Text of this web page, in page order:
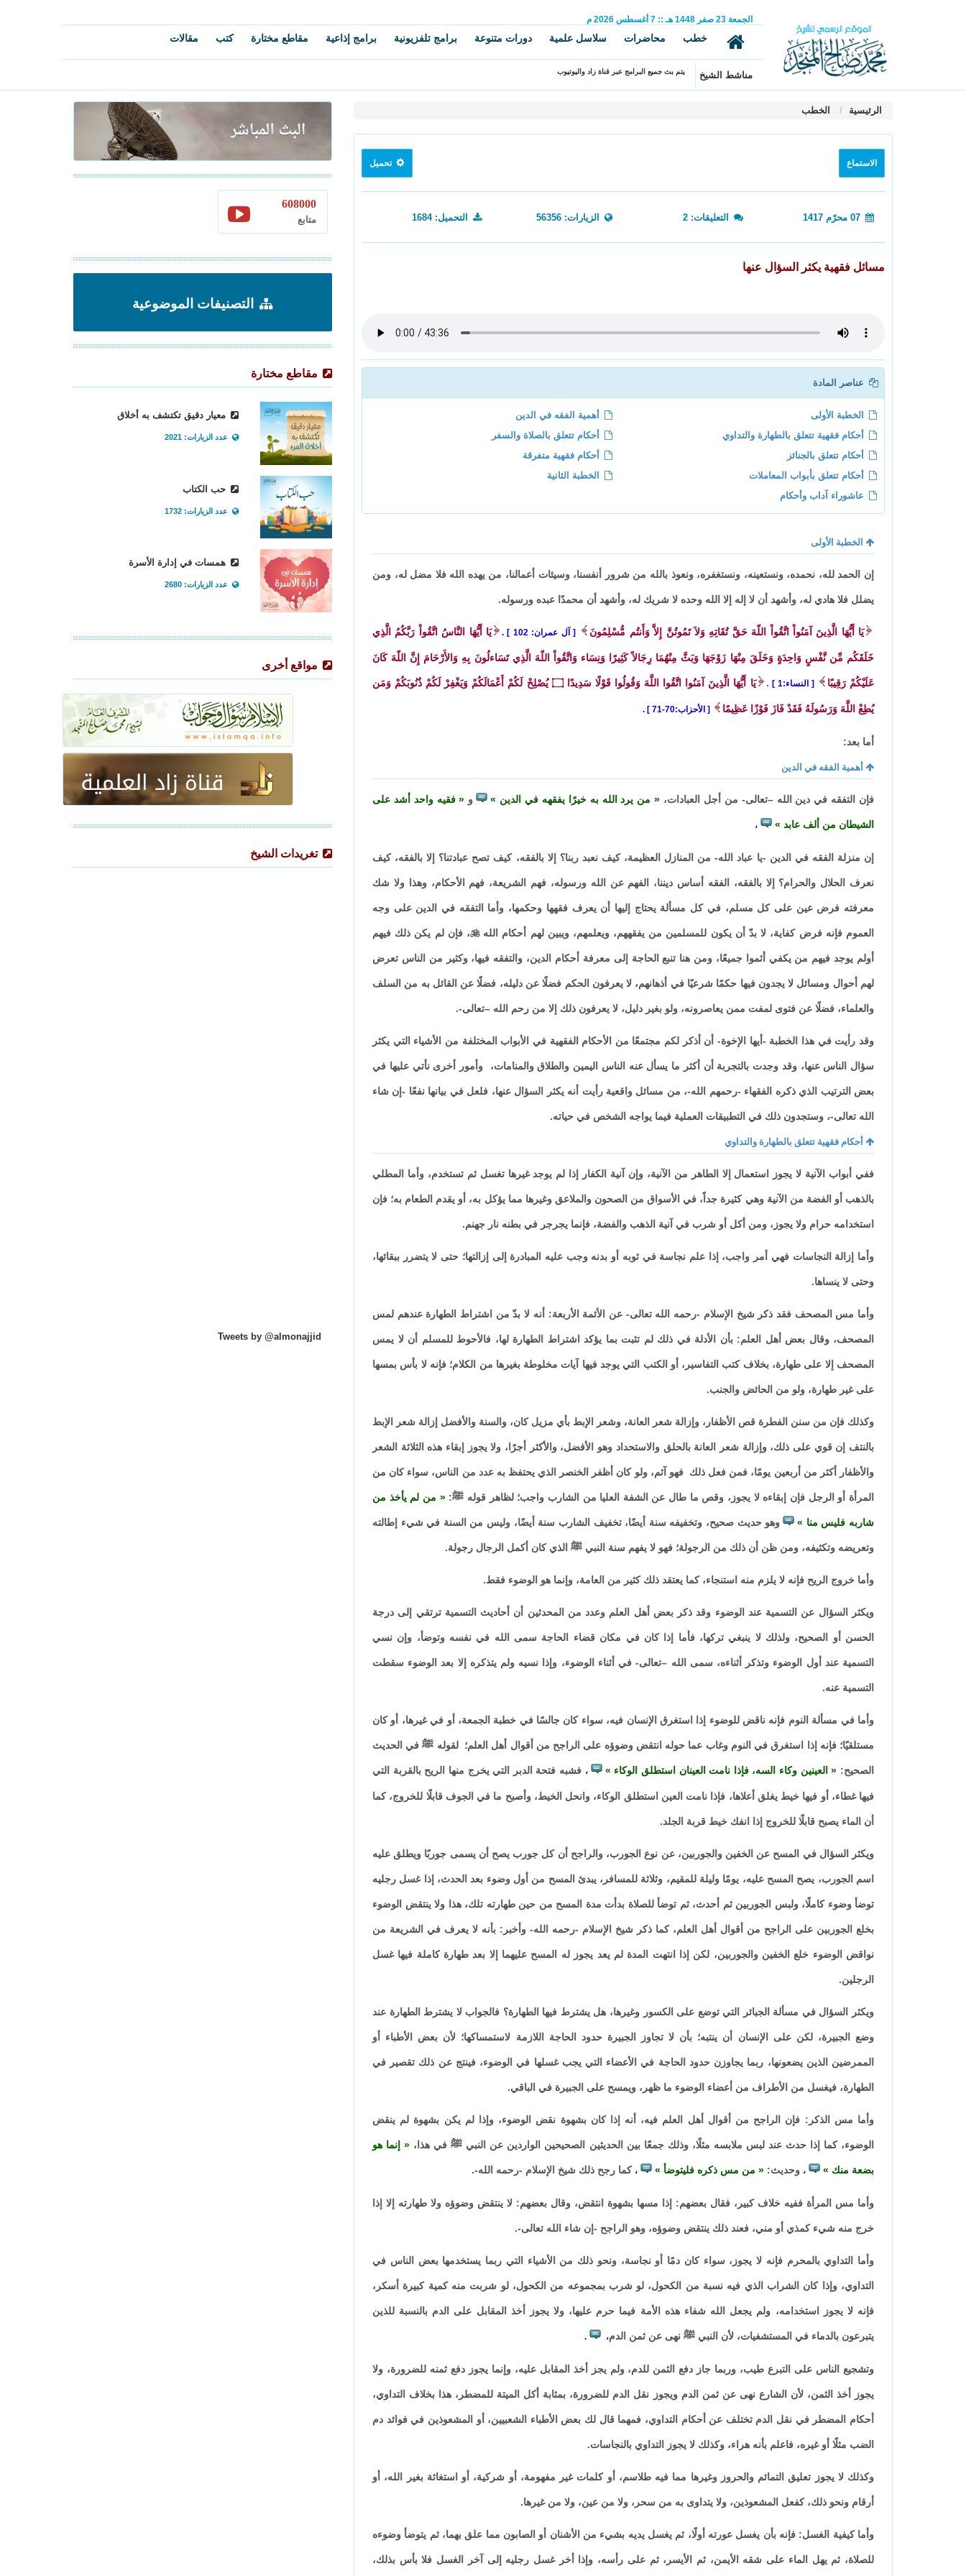
الجمعة 23 صفر 1448 هـ ::
7 أغسطس 2026 م
خطب محاضرات سلاسل علمية دورات متنوعة برامج تلفزيونية برامج إذاعية مقاطع مختارة كتب مقالات
مناشط الشيخ يتم بث جميع البرامج عبر قناة زاد واليوتيوب
الرئيسية الخطب
الاستماع تحميل
التعليقات: 2 الزيارات: 56356 التحميل: 1684
مسائل فقهية يكثر السؤال عنها
عناصر المادة
الخطبة الأولى
أهمية الفقه في الدين
أحكام فقهية تتعلق بالطهارة والتداوي
أحكام تتعلق بالصلاة والسفر
أحكام تتعلق بالجنائز
أحكام فقهية متفرقة
أحكام تتعلق بأبواب المعاملات
الخطبة الثانية
عاشوراء آداب وأحكام
الخطبة الأولى
إن الحمد لله، نحمده، ونستعينه، ونستغفره، ونعوذ بالله من شرور أنفسنا، وسيئات أعمالنا، من يهده الله فلا مضل له، ومن
يضلل فلا هادي له، وأشهد أن لا إله إلا الله وحده لا شريك له، وأشهد أن محمدًا عبده ورسوله.
يَا أَيُّهَا الَّذِينَ آمَنُواْ اتَّقُواْ اللّهَ حَقَّ تُقَاتِهِ وَلاَ تَمُوتُنَّ إِلاَّ وَأَنتُم مُّسْلِمُونَ آل عمران: 102 . يَا أَيُّهَا النَّاسُ اتَّقُواْ رَبَّكُمُ الَّذِي
خَلَقَكُم مِّن نَّفْسٍ وَاحِدَةٍ وَخَلَقَ مِنْهَا زَوْجَهَا وَبَثَّ مِنْهُمَا رِجَالاً كَثِيرًا وَنِسَاء وَاتَّقُواْ اللّهَ الَّذِي تَسَاءلُونَ بِهِ وَالأَرْحَامَ إِنَّ اللّهَ كَانَ
عَلَيْكُمْ رَقِيبًا النساء:1 . يَا أَيُّهَا الَّذِينَ آمَنُوا اتَّقُوا اللَّهَ وَقُولُوا قَوْلًا سَدِيدًا ۝ يُصْلِحْ لَكُمْ أَعْمَالَكُمْ وَيَغْفِرْ لَكُمْ ذُنُوبَكُمْ وَمَن
يُطِعْ اللَّهَ وَرَسُولَهُ فَقَدْ فَازَ فَوْزًا عَظِيمًا الأحزاب:70-71 .
أما بعد:
أهمية الفقه في الدين
فإن التفقه في دين الله –تعالى- من أجل العبادات، من يرد الله به خيرًا يفقهه في الدين و فقيه واحد أشد على
الشيطان من ألف عابد ،
إن منزلة الفقه في الدين -يا عباد الله- من المنازل العظيمة، كيف نعبد ربنا؟ إلا بالفقه، كيف تصح عبادتنا؟ إلا بالفقه، كيف
نعرف الحلال والحرام؟ إلا بالفقه، الفقه أساس ديننا، الفهم عن الله ورسوله، فهم الشريعة، فهم الأحكام، وهذا ولا شك
معرفته فرض عين على كل مسلم، في كل مسألة يحتاج إليها أن يعرف فقهها وحكمها، وأما التفقه في الدين على وجه
العموم فإنه فرض كفاية، لا بدّ أن يكون للمسلمين من يفقههم، ويعلمهم، ويبين لهم أحكام الله، فإن لم يكن ذلك فيهم
أولم يوجد فيهم من يكفي أثموا جميعًا، ومن هنا تنبع الحاجة إلى معرفة أحكام الدين، والتفقه فيها، وكثير من الناس تعرض
لهم أحوال ومسائل لا يجدون فيها حكمًا شرعيًا في أذهانهم، لا يعرفون الحكم فضلًا عن دليله، فضلًا عن القائل به من السلف
والعلماء، فضلًا عن فتوى لمفت ممن يعاصرونه، ولو بغير دليل، لا يعرفون ذلك إلا من رحم الله –تعالى-.
وقد رأيت في هذا الخطبة -أيها الإخوة- أن أذكر لكم مجتمعًا من الأحكام الفقهية في الأبواب المختلفة من الأشياء التي يكثر
سؤال الناس عنها، وقد وجدت بالتجربة أن أكثر ما يسأل عنه الناس اليمين والطلاق والمنامات، وأمور أخرى نأتي عليها في
بعض الترتيب الذي ذكره الفقهاء -رحمهم الله-، من مسائل واقعية رأيت أنه يكثر السؤال عنها، فلعل في بيانها نفعًا -إن شاء
الله تعالى-، وستجدون ذلك في التطبيقات العملية فيما يواجه الشخص في حياته.
أحكام فقهية تتعلق بالطهارة والتداوي
ففي أبواب الآنية لا يجوز استعمال إلا الطاهر من الآنية، وإن آنية الكفار إذا لم يوجد غيرها تغسل ثم تستخدم، وأما المطلي
بالذهب أو الفضة من الآنية وهي كثيرة جداً، في الأسواق من الصحون والملاعق وغيرها مما يؤكل به، أو يقدم الطعام به؛ فإن
استخدامه حرام ولا يجوز، ومن أكل أو شرب في آنية الذهب والفضة، فإنما يجرجر في بطنه نار جهنم.
وأما إزالة النجاسات فهي أمر واجب، إذا علم نجاسة في ثوبه أو بدنه وجب عليه المبادرة إلى إزالتها؛ حتى لا يتضرر ببقائها،
وحتى لا ينساها.
وأما مس المصحف فقد ذكر شيخ الإسلام -رحمه الله تعالى- عن الأئمة الأربعة: أنه لا بدّ من اشتراط الطهارة عندهم لمس
المصحف، وقال بعض أهل العلم: بأن الأدلة في ذلك لم تثبت بما يؤكد اشتراط الطهارة لها، فالأحوط للمسلم أن لا يمس
المصحف إلا على طهارة، بخلاف كتب التفاسير، أو الكتب التي يوجد فيها آيات مخلوطة بغيرها من الكلام؛ فإنه لا بأس بمسها
على غير طهارة، ولو من الحائض والجنب.
وكذلك فإن من سنن الفطرة قص الأظفار، وإزالة شعر العانة، وشعر الإبط بأي مزيل كان، والسنة والأفضل إزالة شعر الإبط
بالنتف إن قوي على ذلك، وإزالة شعر العانة بالحلق والاستحداد وهو الأفضل، والأكثر أجرًا، ولا يجوز إبقاء هذه الثلاثة الشعر
والأظفار أكثر من أربعين يومًا، فمن فعل ذلك فهو آثم، ولو كان أظفر الخنصر الذي يحتفظ به عدد من الناس، سواء كان من
المرأة أو الرجل فإن إبقاءه لا يجوز، وقص ما طال عن الشفة العليا من الشارب واجب؛ لظاهر قوله ﷺ: من لم يأخذ من
شاربه فليس منا وهو حديث صحيح، وتخفيفه سنة أيضًا، تخفيف الشارب سنة أيضًا، وليس من السنة في شيء إطالته
وتعريضه وتكثيفه، ومن ظن أن ذلك من الرجولة؛ فهو لا يفهم سنة النبي ﷺ الذي كان أكمل الرجال رجولة.
وأما خروج الريح فإنه لا يلزم منه استنجاء، كما يعتقد ذلك كثير من العامة، وإنما هو الوضوء فقط.
ويكثر السؤال عن التسمية عند الوضوء وقد ذكر بعض أهل العلم وعدد من المحدثين أن أحاديث التسمية ترتقي إلى درجة
الحسن أو الصحيح، ولذلك لا ينبغي تركها، فأما إذا كان في مكان قضاء الحاجة سمى الله في نفسه وتوضأ، وإن نسي
التسمية عند أول الوضوء وتذكر أثناءه، سمى الله –تعالى- في أثناء الوضوء، وإذا نسيه ولم يتذكره إلا بعد الوضوء سقطت
التسمية عنه.
وأما في مسألة النوم فإنه ناقض للوضوء إذا استغرق الإنسان فيه، سواء كان جالسًا في خطبة الجمعة، أو في غيرها، أو كان
مستلقيًا؛ فإنه إذا استغرق في النوم وغاب عما حوله انتقض وضوؤه على الراجح من أقوال أهل العلم؛ لقوله ﷺ في الحديث
الصحيح: العينين وكاء السه، فإذا نامت العينان استطلق الوكاء ، فشبه فتحة الدبر التي يخرج منها الريح بالقربة التي
فيها غطاء، أو فيها خيط يغلق أعلاها، فإذا نامت العين استطلق الوكاء، وانحل الخيط، وأصبح ما في الجوف قابلًا للخروج، كما
أن الماء يصبح قابلًا للخروج إذا انفك خيط قربة الجلد.
ويكثر السؤال في المسح عن الخفين والجوربين، عن نوع الجورب، والراجح أن كل جورب يصح أن يسمى جوربًا ويطلق عليه
اسم الجورب، يصح المسح عليه، يومًا وليلة للمقيم، وثلاثة للمسافر، يبدئ المسح من أول وضوء بعد الحدث، إذا غسل رجليه
توضأ وضوء كاملًا، ولبس الجوربين ثم أحدث، ثم توضأ للصلاة بدأت مدة المسح من حين طهارته تلك، هذا ولا ينتقض الوضوء
بخلع الجوربين على الراجح من أقوال أهل العلم، كما ذكر شيخ الإسلام -رحمه الله- وأخبر: بأنه لا يعرف في الشريعة من
نواقض الوضوء خلع الخفين والجوربين، لكن إذا انتهت المدة لم يعد يجوز له المسح عليهما إلا بعد طهارة كاملة فيها غسل
الرجلين.
ويكثر السؤال في مسألة الجبائر التي توضع على الكسور وغيرها، هل يشترط فيها الطهارة؟ فالجواب لا يشترط الطهارة عند
وضع الجبيرة، لكن على الإنسان أن ينتبه؛ بأن لا تجاوز الجبيرة حدود الحاجة اللازمة لاستمساكها؛ لأن بعض الأطباء أو
الممرضين الذين يضعونها، ربما يجاوزن حدود الحاجة في الأعضاء التي يجب غسلها في الوضوء، فينتج عن ذلك تقصير في
الطهارة، فيغسل من الأطراف من أعضاء الوضوء ما ظهر، ويمسح على الجبيرة في الباقي.
وأما مس الذكر: فإن الراجح من أقوال أهل العلم فيه، أنه إذا كان بشهوة نقض الوضوء، وإذا لم يكن بشهوة لم ينقض
الوضوء، كما إذا حدث عند لبس ملابسه مثلًا، وذلك جمعًا بين الحديثين الصحيحين الواردين عن النبي ﷺ في هذا، إنما هو
بضعة منك ، وحديث: من مس ذكره فليتوضأ ، كما رجح ذلك شيخ الإسلام -رحمه الله-.
وأما مس المرأة ففيه خلاف كبير، فقال بعضهم: إذا مسها بشهوة انتقض، وقال بعضهم: لا ينتقض وضوؤه ولا طهارته إلا إذا
خرج منه شيء كمذي أو مني، فعند ذلك ينتقض وضوؤه، وهو الراجح -إن شاء الله تعالى-.
وأما التداوي بالمحرم فإنه لا يجوز، سواء كان دمًا أو نجاسة، ونحو ذلك من الأشياء التي ربما يستخدمها بعض الناس في
التداوي، وإذا كان الشراب الذي فيه نسبة من الكحول، لو شرب بمجموعه من الكحول، لو شربت منه كمية كبيرة أسكر،
فإنه لا يجوز استخدامه، ولم يجعل الله شفاء هذه الأمة فيما حرم عليها، ولا يجوز أخذ المقابل على الدم بالنسبة للذين
يتبرعون بالدماء في المستشفيات، لأن النبي ﷺ نهى عن ثمن الدم، .
وتشجيع الناس على التبرع طيب، وربما جاز دفع الثمن للدم، ولم يجز أخذ المقابل عليه، وإنما يجوز دفع ثمنه للضرورة، ولا
يجوز أخذ الثمن، لأن الشارع نهى عن ثمن الدم ويجوز نقل الدم للضرورة، بمثابة أكل الميتة للمضطر، هذا بخلاف التداوي،
أحكام المضطر في نقل الدم تختلف عن أحكام التداوي، فمهما قال لك بعض الأطباء الشعبيين، أو المشعوذين في فوائد دم
الضب مثلًا أو غيره، فاعلم بأنه هراء، وكذلك لا يجوز التداوي بالنجاسات.
وكذلك لا يجوز تعليق التمائم والحروز وغيرها مما فيه طلاسم، أو كلمات غير مفهومة، أو شركية، أو استغاثة بغير الله، أو
أرقام ونحو ذلك، كفعل المشعوذين، ولا يتداوى به من سحر، ولا من عين، ولا من غيرها.
وأما كيفية الغسل: فإنه بأن يغسل عورته أولًا، ثم يغسل يديه بشيء من الأشنان أو الصابون مما علق بهما، ثم يتوضأ وضوءه
للصلاة، ثم يهل الماء على شقه الأيمن، ثم الأيسر، ثم على رأسه، وإذا أخر غسل رجليه إلى آخر الغسل فلا بأس بذلك،
608000
متابع
التصنيفات الموضوعية
مقاطع مختارة
معيار دقيق تكتشف به أخلاق
عدد الزيارات: 2021
حب الكتاب
عدد الزيارات: 1732
همسات في إدارة الأسرة
عدد الزيارات: 2680
مواقع أخرى
تغريدات الشيخ
Tweets by @almonajjid